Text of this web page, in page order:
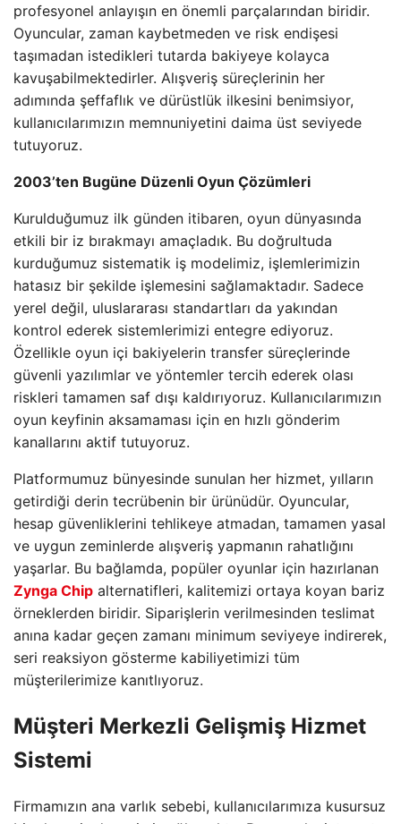
profesyonel anlayışın en önemli parçalarından biridir.
Oyuncular, zaman kaybetmeden ve risk endişesi
taşımadan istedikleri tutarda bakiyeye kolayca
kavuşabilmektedirler. Alışveriş süreçlerinin her
adımında şeffaflık ve dürüstlük ilkesini benimsiyor,
kullanıcılarımızın memnuniyetini daima üst seviyede
tutuyoruz.
2003’ten Bugüne Düzenli Oyun Çözümleri
Kurulduğumuz ilk günden itibaren, oyun dünyasında
etkili bir iz bırakmayı amaçladık. Bu doğrultuda
kurduğumuz sistematik iş modelimiz, işlemlerimizin
hatasız bir şekilde işlemesini sağlamaktadır. Sadece
yerel değil, uluslararası standartları da yakından
kontrol ederek sistemlerimizi entegre ediyoruz.
Özellikle oyun içi bakiyelerin transfer süreçlerinde
güvenli yazılımlar ve yöntemler tercih ederek olası
riskleri tamamen saf dışı kaldırıyoruz. Kullanıcılarımızın
oyun keyfinin aksamaması için en hızlı gönderim
kanallarını aktif tutuyoruz.
Platformumuz bünyesinde sunulan her hizmet, yılların
getirdiği derin tecrübenin bir ürünüdür. Oyuncular,
hesap güvenliklerini tehlikeye atmadan, tamamen yasal
ve uygun zeminlerde alışveriş yapmanın rahatlığını
yaşarlar. Bu bağlamda, popüler oyunlar için hazırlanan
Zynga Chip alternatifleri, kalitemizi ortaya koyan bariz
örneklerden biridir. Siparişlerin verilmesinden teslimat
anına kadar geçen zamanı minimum seviyeye indirerek,
seri reaksiyon gösterme kabiliyetimizi tüm
müşterilerimize kanıtlıyoruz.
Müşteri Merkezli Gelişmiş Hizmet
Sistemi
Firmamızın ana varlık sebebi, kullanıcılarımıza kusursuz